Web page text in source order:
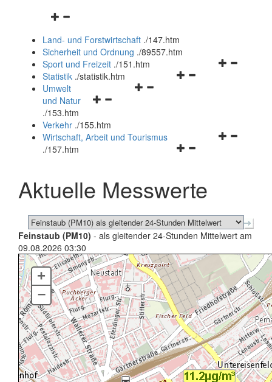
Navigationsmenü
und
schließen
Land- und Forstwirtschaft ./147.htm
Sicherheit und Ordnung ./89557.htm
Navigationsmenü
Sport und Freizeit ./151.htm
Navigationsmenü
Statistik ./statistik.htm
Navigationsmenü
und
schließen
Umwelt
und Natur
./153.htm
Verkehr ./155.htm
Navigationsmenü
schließen
Wirtschaft, Arbeit und Tourismus
./157.htm
Aktuelle Messwerte
Feinstaub (PM10) - als gleitender 24-Stunden Mittelwert am
09.08.2026 03:30
+
–